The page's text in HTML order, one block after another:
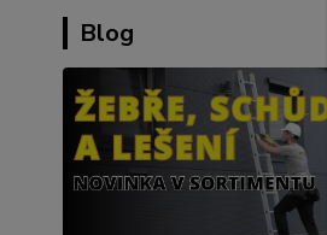
Blog